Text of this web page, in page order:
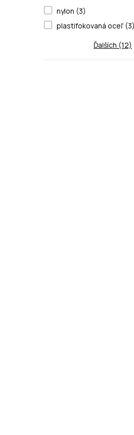
nylon (3)
plastifokovaná oceľ (3)
Ďalších (12)